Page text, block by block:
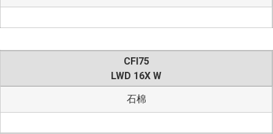
CFI75
LWD 16X W
石棉